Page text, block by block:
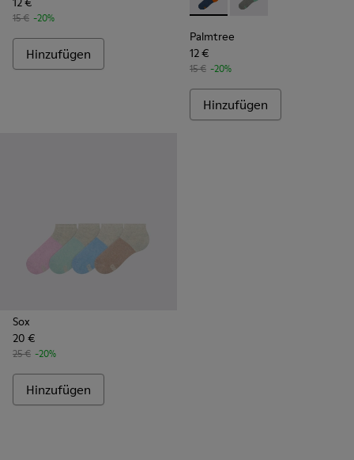
15 € -20%
Hinzufügen
Palmtree - CA023-002 -
Palmtree - CA023-
Palmtree
12 €
15 € -20%
Hinzufügen
Sox
20 €
25 € -20%
Hinzufügen